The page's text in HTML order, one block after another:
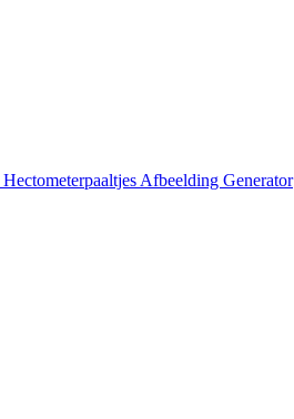
Hectometerpaaltjes Afbeelding Generator